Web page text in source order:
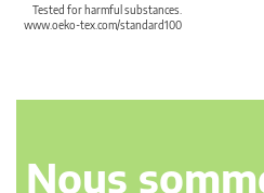
Tested for harmful substances.
www.oeko-tex.com/standard100
Nous